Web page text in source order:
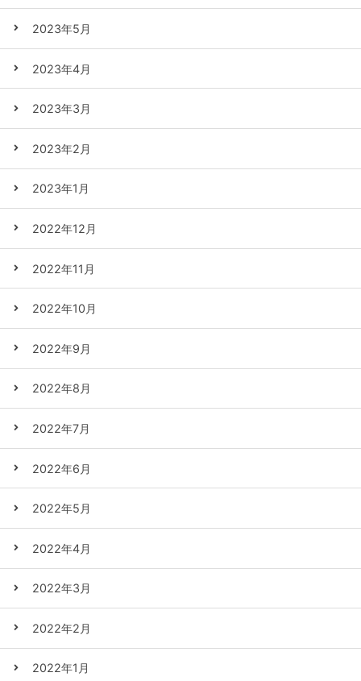
2023年5月
2023年4月
2023年3月
2023年2月
2023年1月
2022年12月
2022年11月
2022年10月
2022年9月
2022年8月
2022年7月
2022年6月
2022年5月
2022年4月
2022年3月
2022年2月
2022年1月